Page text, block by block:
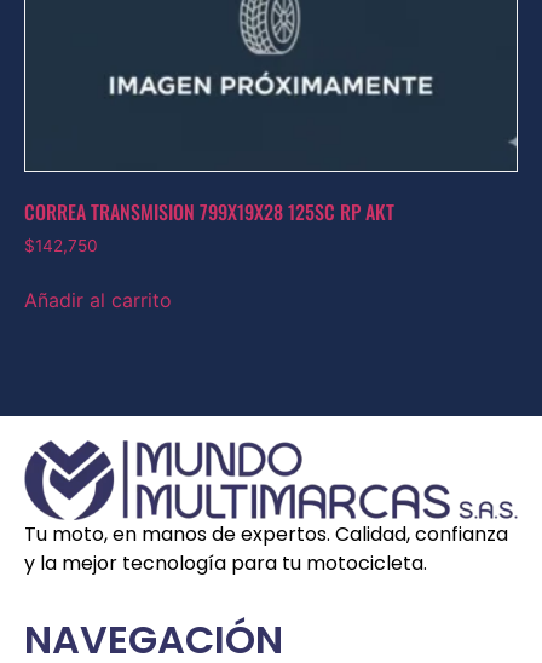
CORREA TRANSMISION 799X19X28 125SC RP AKT
$142,750
Añadir al carrito
Tu moto, en manos de expertos. Calidad, confianza
y la mejor tecnología para tu motocicleta.
NAVEGACIÓN